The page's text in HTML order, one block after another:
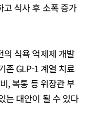
식사 후 소폭 증가
의 식욕 억제제 개발
존 GLP-1 계열 치료
, 복통 등 위장관 부
는 대안이 될 수 있다